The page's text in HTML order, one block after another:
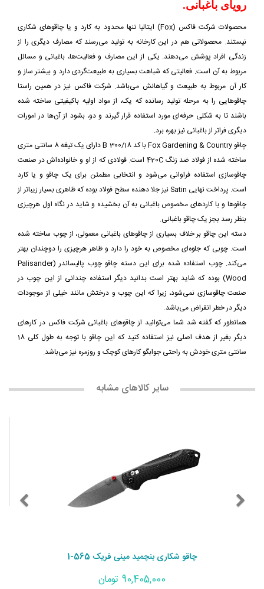
رویای باغبانی.
محصولات شرکت فاکس (Fox) ایتالیا تنها محدود به کارد و یا چاقوهای شکاری
نیستند. محصولاتی هم در این کارخانه به تولید می‌رسند که مصارف دیگری را از
زندگی افراد پوشش می‌دهند. یکی از این مصارف و فعالیت‌ها، باغبانی و مسائل
مربوط به آن است. فعالیتی که شباهت بسیاری به طبیعت‌گردی دارد و بیشتر ساز و
کار آن مربوط به طبیعت و گیاهانش می‌باشد. شرکت فاکس نیز در همین راستا
چاقوهایی را به مرحله تولید رسانده که یک، از مواد اولیه باکیفیتی ساخته شده‌
باشند تا به شکلی حرفه‌ای مورد استفاده قرار گیرند و دو، بشود از آن‌ها در امورات
دیگری فراتر از باغبانی نیز بهره برد.
چاقو Fox Gardening & Country با کد 300/18 B دارای یک تیغه 8 سانتی متری
ساخته شده از فولاد ضد زنگ 420C است. فولادی که از او و خانواده‌اش در صنعت
چاقوسازی استفاده فراوانی می‌شود و انتخابی مطمئن برای یک چاقو و یا کارد
است. پرداخت نهایی Satin نیز جلا دهنده سطح فولاد بوده که ظاهری بسیار زیباتر از
چاقوها و یا کاردهای مخصوص باغبانی به آن بخشیده و شاید در نگاه اول هرچیزی
بنظر رسد بجز یک چاقو باغبانی.
دسته این چاقو بر خلاف بسیاری از چاقوهای باغبانی معمولی، از چوب ساخته شده
است. چوبی که جلوه‌ای مخصوص به خود را دارد و ظاهر هرچیزی را دوچندان بهتر
می‌کند. چوب استفاده شده برای این دسته چاقو چوب پالیساندر (Palisander
Wood) بوده که شاید بهتر است بدانید دیگر استفاده چندانی از این چوب در
صنعت چاقوسازی نمی‌شود، زیرا که این چوب و درختش مانند خیلی از موجودات
دیگر در خطر انقراض می‌باشد.
همانطور که گفته شد شما می‌توانید از چاقوهای باغبانی شرکت فاکس در کارهای
دیگر بغیر از هدف اصلی نیز استفاده کنید که این چاقو با توجه به طول کلی 18
سانتی متری خودش به راحتی جوابگو کارهای کوچک و روزمره نیز می‌باشد.
سایر کالاهای مشابه
چاقو شکاری بنچمید مینی فریک 565-1
90,405,000 تومان